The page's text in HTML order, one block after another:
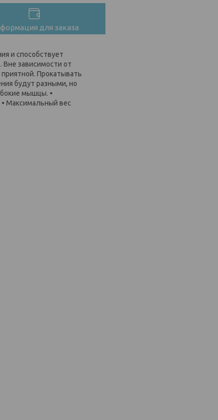
для заказа
и способствует
Вне зависимости от
Прокатывать
будут разными, но
мышцы. •
Максимальный вес